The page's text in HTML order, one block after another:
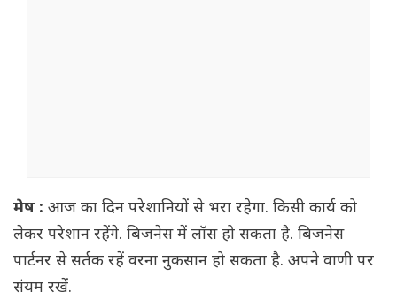
मेष : आज का दिन परेशानियों से भरा रहेगा. किसी कार्य को
लेकर परेशान रहेंगे. बिजनेस में लॉस हो सकता है. बिजनेस
पार्टनर से सर्तक रहें वरना नुकसान हो सकता है. अपने वाणी पर
संयम रखें.